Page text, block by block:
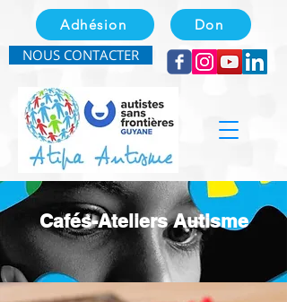
Adhésion Don
NOUS CONTACTER
Cafés-Ateliers Autisme